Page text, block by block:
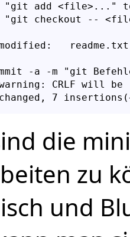
add <file>..." to
"git checkout --
readme.txt
-a -m "git
CRLF will
die
zu
und